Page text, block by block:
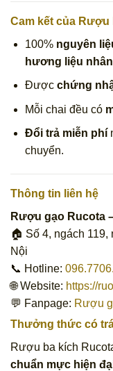
Cam kết của Rượu
100% nguyên
hương liệu
Được chứng
Mỗi chai đều có
Đổi trả miễn phí
chuyển.
Thông tin liên hệ
Rượu gạo Rucota
🏠 Số 4, ngách 119,
Nội
📞 Hotline:
🌐 Website: https://
💬 Fanpage: Rượu
Thưởng thức có
Rượu ba kích
chuẩn mực hiện